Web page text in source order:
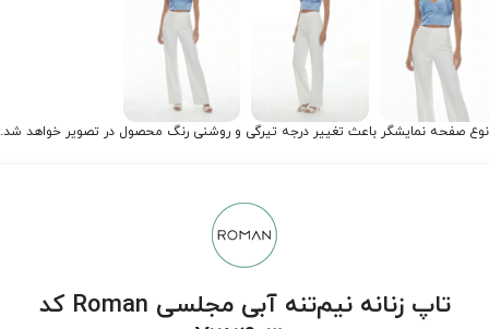
نوع صفحه نمایشگر باعث تغییر درجه تیرگی و روشنی رنگ محصول در تصویر خواهد شد.
تاپ زنانه نیم‌تنه آبی‌ مجلسی Roman کد